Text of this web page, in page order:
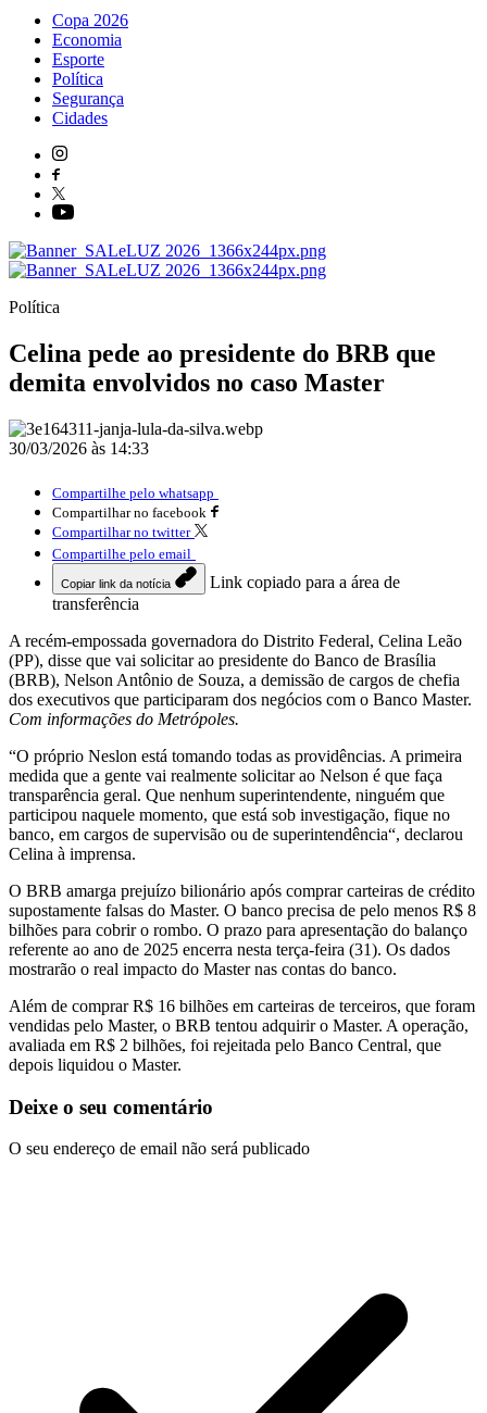
Copa 2026
Economia
Esporte
Política
Segurança
Cidades
Política
Celina pede ao presidente do BRB que
demita envolvidos no caso Master
30/03/2026 às 14:33
Compartilhe pelo whatsapp
Compartilhar no facebook
Compartilhar no twitter
Compartilhe pelo email
Copiar link da notícia
Link copiado para a área de
transferência
A recém-empossada governadora do Distrito Federal, Celina Leão
(PP), disse que vai solicitar ao presidente do Banco de Brasília
(BRB), Nelson Antônio de Souza, a demissão de cargos de chefia
dos executivos que participaram dos negócios com o Banco Master.
Com informações do Metrópoles.
“O próprio Neslon está tomando todas as providências. A primeira
medida que a gente vai realmente solicitar ao Nelson é que faça
transparência geral. Que nenhum superintendente, ninguém que
participou naquele momento, que está sob investigação, fique no
banco, em cargos de supervisão ou de superintendência“, declarou
Celina à imprensa.
O BRB amarga prejuízo bilionário após comprar carteiras de crédito
supostamente falsas do Master. O banco precisa de pelo menos R$ 8
bilhões para cobrir o rombo. O prazo para apresentação do balanço
referente ao ano de 2025 encerra nesta terça-feira (31). Os dados
mostrarão o real impacto do Master nas contas do banco.
Além de comprar R$ 16 bilhões em carteiras de terceiros, que foram
vendidas pelo Master, o BRB tentou adquirir o Master. A operação,
avaliada em R$ 2 bilhões, foi rejeitada pelo Banco Central, que
depois liquidou o Master.
Deixe o seu comentário
O seu endereço de email não será publicado